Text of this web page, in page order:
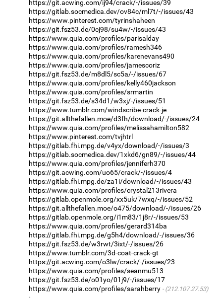
https://git.acwing.com/ij94/crack/-/issues/39
https://gitlab.socmedica.dev/ov84c/ml7t/-/issues/43
https://www.pinterest.com/tyrinshaheen
https://git.fsz53.de/0cj98/su4w/-/issues/43
https://www.quia.com/profiles/parisalday
https://www.quia.com/profiles/ramesh346
https://www.quia.com/profiles/karenevans490
https://www.quia.com/profiles/jamescoriz
https://git.fsz53.de/m8dl5/sc5a/-/issues/67
https://www.quia.com/profiles/kelly460jackson
https://www.quia.com/profiles/srmartin
https://git.fsz53.de/s34d1/w3xj/-/issues/51
https://www.tumblr.com/windscribe-crack-je
https://git.allthefallen.moe/d3fh/download/-/issues/24
https://www.quia.com/profiles/melissahamilton582
https://www.pinterest.com/tvjhtrl
https://gitlab.fhi.mpg.de/v4yx/download/-/issues/3
https://gitlab.socmedica.dev/1xkd6/gn89/-/issues/44
https://www.quia.com/profiles/jenniferh370
https://git.acwing.com/uo65/crack/-/issues/4
https://gitlab.fhi.mpg.de/za1i/download/-/issues/43
https://www.quia.com/profiles/crystal213rivera
https://gitlab.openmole.org/xx5uk/7wxq/-/issues/52
https://git.allthefallen.moe/o475/download/-/issues/26
https://gitlab.openmole.org/i1m83/1j8r/-/issues/53
https://www.quia.com/profiles/gerard314ba
https://gitlab.fhi.mpg.de/g5h4/download/-/issues/36
https://git.fsz53.de/w3rwt/3ixt/-/issues/26
https://www.tumblr.com/3d-coat-crack-gt
https://git.acwing.com/o3lw/crack/-/issues/23
https://www.quia.com/profiles/seanmu513
https://git.fsz53.de/o01yo/01j9/-/issues/17
https://www.quia.com/profiles/sarahberry
(212.107.27.53)
·